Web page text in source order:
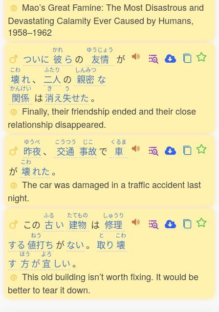
Mao’s Great Famine: The Most Disastrous and
Devastating Calamity Ever Caused by Humans,
1958–1962
ついに
かれ
彼 ら の
ゆうじょう
友情 が
こわ
壊れ、
ふたり
二人 の
しんみつ
親密 な
かんけい
関係 は
き
消え
う
失せた。
Finally, their friendship ended and their close
relationship disappeared.
ゆうべ
昨夜 、
こうつう
交通
じこ
事故で
くるま
車
が
こわ
壊れた。
The car was damaged in a traffic accident last
night.
この
ふる
古 い
たてもの
建物 は
しゅうり
修理
する
ねう
値打ち がない。
と
取り
こわ
壊
す
ほう
方 が
よろ
宜 しい。
This old building isn’t worth fixing. It would be
better to tear it down.